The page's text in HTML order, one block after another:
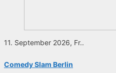
11. September 2026, Fr..
Comedy Slam Berlin